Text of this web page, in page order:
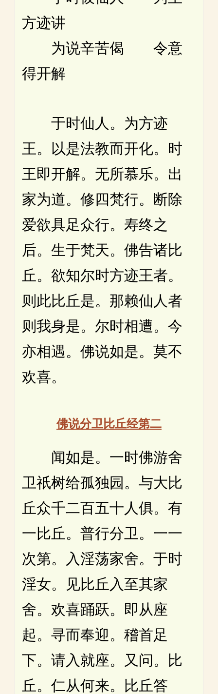
方迹讲
为说辛苦偈 令意
得开解
于时仙人。为方迹
王。以是法教而开化。时
王即开解。无所慕乐。出
家为道。修四梵行。断除
爱欲具足众行。寿终之
后。生于梵天。佛告诸比
丘。欲知尔时方迹王者。
则此比丘是。那赖仙人者
则我身是。尔时相遭。今
亦相遇。佛说如是。莫不
欢喜。
佛说分卫比丘经第二
闻如是。一时佛游舍
卫祇树给孤独园。与大比
丘众千二百五十人俱。有
一比丘。普行分卫。一一
次第。入淫荡家舍。于时
淫女。见比丘入至其家
舍。欢喜踊跃。即从座
起。寻而奉迎。稽首足
下。请入就座。又问。比
丘。仁从何来。比丘答